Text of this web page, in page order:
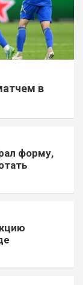
в
форму,